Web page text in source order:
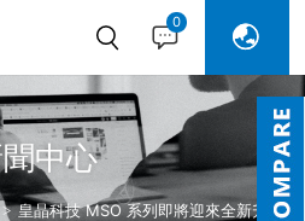
0
中心
皇晶科技 MSO 系列即將迎來全新升